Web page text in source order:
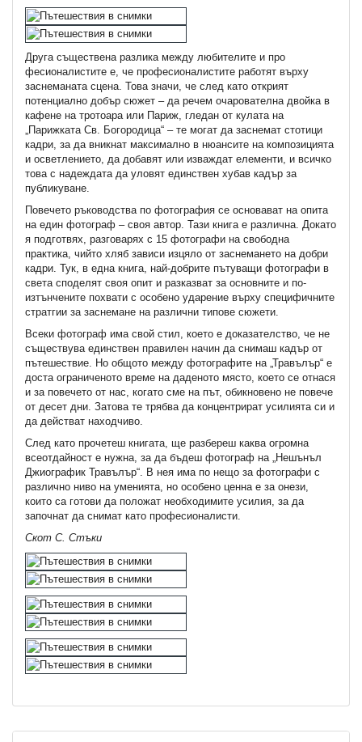
Друга съществена разлика между любителите и про
фесионалистите е, че професионалистите работят върху
заснеманата сцена. Това значи, че след като открият
потенциално добър сюжет – да речем очарователна двойка в
кафене на тротоара или Париж, гледан от кулата на
„Парижката Св. Богородица“ – те могат да заснемат стотици
кадри, за да вникнат максимално в нюансите на композицията
и осветлението, да добавят или изваждат елементи, и всичко
това с надеждата да уловят единствен хубав кадър за
публикуване.
Повечето ръководства по фотография се основават на опита
на един фотограф – своя автор. Тази книга е различна. Докато
я подготвях, разговарях с 15 фотографи на свободна
практика, чийто хляб зависи изцяло от заснемането на добри
кадри. Тук, в една книга, най-добрите пътуващи фотографи в
света споделят своя опит и разказват за основните и по-
изтънчените похвати с особено ударение върху специфичните
стратгии за заснемане на различни типове сюжети.
Всеки фотограф има свой стил, което е доказателство, че не
съществува единствен правилен начин да снимаш кадър от
пътешествие. Но общото между фотографите на „Травълър“ е
доста ограниченото време на даденото място, което се отнася
и за повечето от нас, когато сме на път, обикновено не повече
от десет дни. Затова те трябва да концентрират усилията си и
да действат находчиво.
След като прочетеш книгата, ще разбереш каква огромна
всеотдайност е нужна, за да бъдеш фотограф на „Нешънъл
Джиографик Травълър“. В нея има по нещо за фотографи с
различно ниво на уменията, но особено ценна е за онези,
които са готови да положат необходимите усилия, за да
започнат да снимат като професионалисти.
Скот С. Стъки